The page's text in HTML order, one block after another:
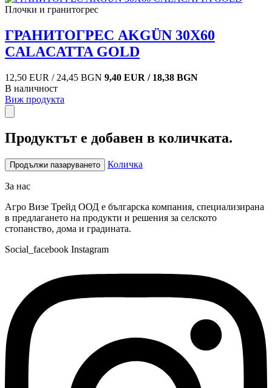
Плочки и гранитогрес
ГРАНИТОГРЕС AKGÜN 30X60
CALACATTA GOLD
12,50 EUR / 24,45 BGN 9,40 EUR / 18,38 BGN
В наличност
Виж продукта
Продуктът е добавен в количката.
Продължи пазаруването Количка
За нас
Агро Визе Трейд ООД е българска компания, специализирана
в предлагането на продукти и решения за селското
стопанство, дома и градината.
Social_facebook Instagram